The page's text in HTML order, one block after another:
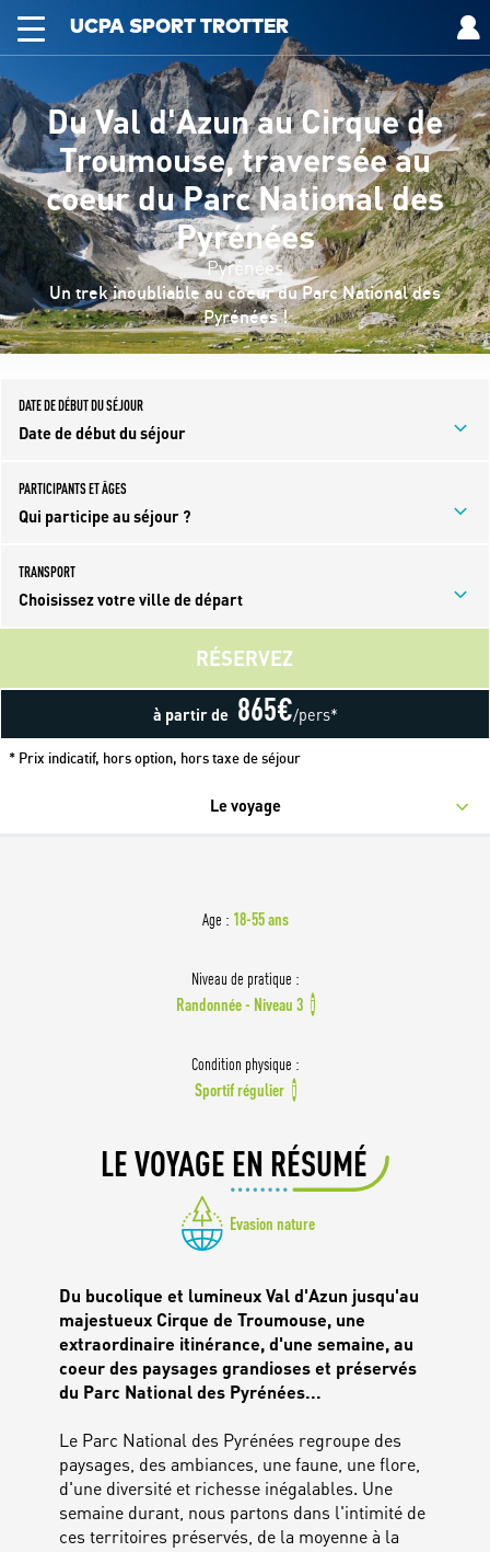
UCPA SPORT TROTTER
Du Val d'Azun au Cirque de
Troumouse, traversée au
coeur du Parc National des
Pyrénées
Pyrénées
Un trek inoubliable au coeur du Parc National des
Pyrénées !
DATE DE DÉBUT DU SÉJOUR
Date de début du séjour
PARTICIPANTS ET ÂGES
Qui participe au séjour ?
TRANSPORT
Choisissez votre ville de départ
à partir de 865€/pers*
RÉSERVEZ
* Prix indicatif, hors option, hors taxe de séjour
Le voyage
Age : 18-55 ans
Niveau de pratique :
Randonnée - Niveau 3 i
Condition physique :
Sportif régulier i
LE VOYAGE EN RÉSUMÉ
Evasion nature
Du bucolique et lumineux Val d'Azun jusqu'au
majestueux Cirque de Troumouse, une
extraordinaire itinérance, d'une semaine, au
coeur des paysages grandioses et préservés
du Parc National des Pyrénées...
Le Parc National des Pyrénées regroupe des
paysages, des ambiances, une faune, une flore,
d'une diversité et richesse inégalables. Une
semaine durant, nous partons dans l'intimité de
ces territoires préservés, de la moyenne à la